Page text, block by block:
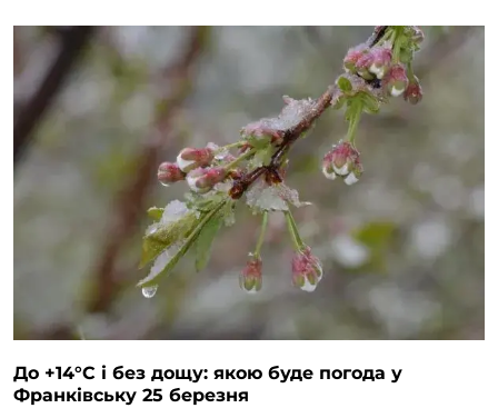
До +14°C і без дощу: якою буде погода у
Франківську 25 березня